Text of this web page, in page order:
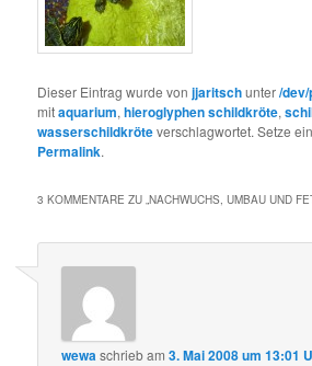
Dieser Eintrag wurde vonjjaritschunter/
mitaquarium,hieroglyphen schildkröte,
wasserschildkröteverschlagwortet. Setze
Permalink.
3 KOMMENTARE ZU „NACHWUCHS, UMBAU UND
wewaschriebam3. Mai 2008 um 13:01